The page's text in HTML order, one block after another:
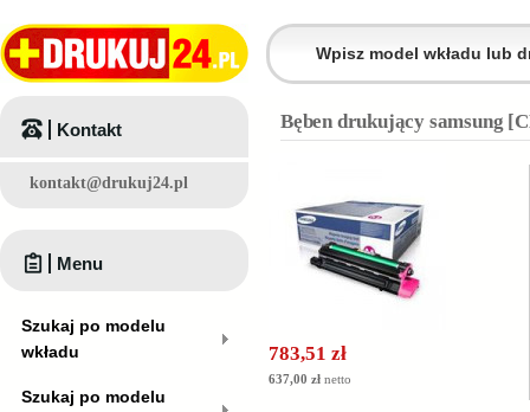
Bęben drukujący samsung
783,51 zł
637,00 zł netto
Kontakt
kontakt@drukuj24.pl
Menu
Szukaj po modelu
wkładu
Szukaj po modelu